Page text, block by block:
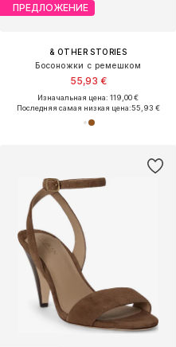
ПРЕДЛОЖЕНИЕ
& OTHER STORIES
Босоножки с ремешком
55,93 €
Изначальная цена: 119,00 €
Последняя самая низкая цена:55,93 €